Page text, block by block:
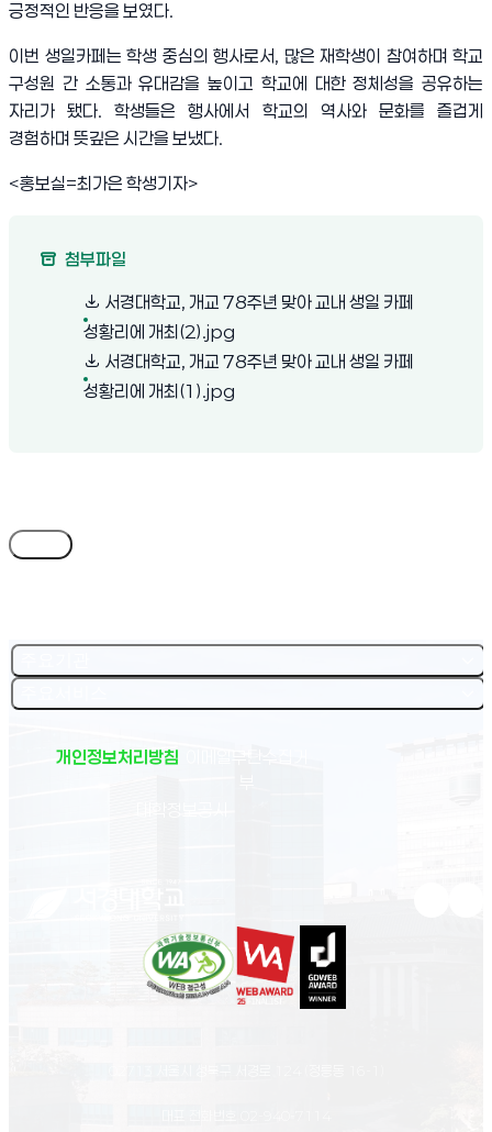
긍정적인 반응을 보였다.
이번 생일카페는 학생 중심의 행사로서, 많은 재학생이 참여하며 학교
구성원 간 소통과 유대감을 높이고 학교에 대한 정체성을 공유하는
자리가 됐다.학생들은 행사에서 학교의 역사와 문화를 즐겁게
경험하며 뜻깊은 시간을 보냈다.
<홍보실=최가은 학생기자>
첨부파일
서경대학교, 개교 78주년 맞아 교내 생일 카페
성황리에 개최(2).jpg
서경대학교, 개교 78주년 맞아 교내 생일 카페
성황리에 개최(1).jpg
개인정보처리방침